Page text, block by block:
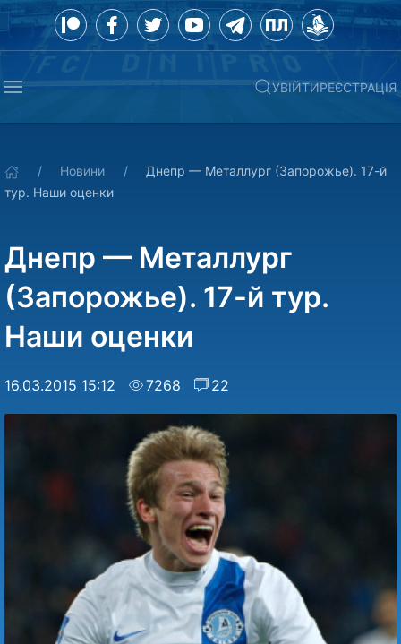
УВІЙТИРЕЄСТРАЦІЯ
Новини
Днепр — Металлург (Запорожье). 17-й
тур. Наши оценки
Днепр — Металлург
(Запорожье). 17-й тур.
Наши оценки
16.03.2015 15:12 7268 22